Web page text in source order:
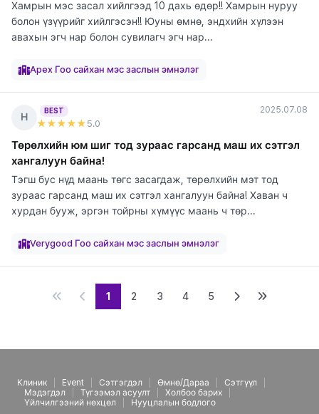
Хамрын мэс засал хийлгээд 10 дахь өдөр!! Хамрын нуруу
болон үзүүрийг хийлгэсэн!! Юуны өмнө, эндхийн хүлээн
авахын эгч нар болон сувилагч эгч нар...
Apex Гоо сайхан мэс заслын эмнэлэг
Н
BEST
★★★★★ 5.0
2025.07.08
Төрөлхийн юм шиг тод зураас гарсанд маш их сэтгэл
хангалуун байна!
Тэгш бус нүд маань төгс засагдаж, төрөлхийн мэт тод
зураас гарсанд маш их сэтгэл хангалуун байна! Хаван ч
хурдан бууж, эргэн тойрны хүмүүс маань ч төр...
Verygood Гоо сайхан мэс заслын эмнэлэг
1 2 3 4 5
Клиник Event Сэтгэгдэл Өмнө/Дараа
Сэтгүүл
Мэдэгдэл
Түгээмэл асуулт
Холбоо барих
Үйлчилгээний нөхцөл
Нууцлалын бодлого